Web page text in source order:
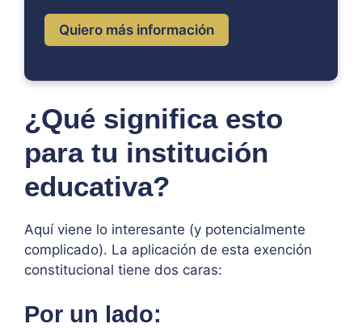
Quiero más información
¿Qué significa esto
para tu institución
educativa?
Aquí viene lo interesante (y potencialmente
complicado). La aplicación de esta exención
constitucional tiene dos caras:
Por un lado: